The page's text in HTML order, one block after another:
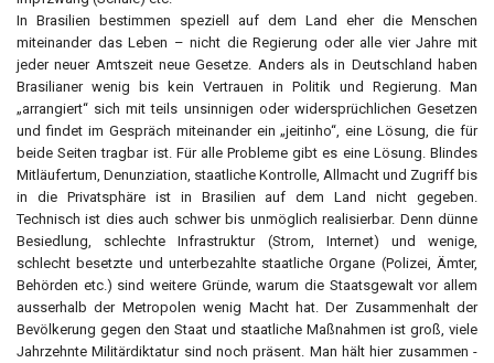
In Brasilien bestimmen speziell auf dem Land eher die Menschen
miteinander das Leben – nicht die Regierung oder alle vier Jahre mit
jeder neuer Amtszeit neue Gesetze. Anders als in Deutschland haben
Brasilianer wenig bis kein Vertrauen in Politik und Regierung. Man
„arrangiert“ sich mit teils unsinnigen oder widersprüchlichen Gesetzen
und findet im Gespräch miteinander ein „jeitinho“, eine Lösung, die für
beide Seiten tragbar ist. Für alle Probleme gibt es eine Lösung. Blindes
Mitläufertum, Denunziation, staatliche Kontrolle, Allmacht und Zugriff bis
in die Privatsphäre ist in Brasilien auf dem Land nicht gegeben.
Technisch ist dies auch schwer bis unmöglich realisierbar. Denn dünne
Besiedlung, schlechte Infrastruktur (Strom, Internet) und wenige,
schlecht besetzte und unterbezahlte staatliche Organe (Polizei, Ämter,
Behörden etc.) sind weitere Gründe, warum die Staatsgewalt vor allem
ausserhalb der Metropolen wenig Macht hat. Der Zusammenhalt der
Bevölkerung gegen den Staat und staatliche Maßnahmen ist groß, viele
Jahrzehnte Militärdiktatur sind noch präsent. Man hält hier zusammen -